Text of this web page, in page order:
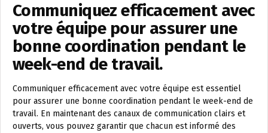
Communiquez efficacement avec
votre équipe pour assurer une
bonne coordination pendant le
week-end de travail.
Communiquer efficacement avec votre équipe est essentiel
pour assurer une bonne coordination pendant le week-end de
travail. En maintenant des canaux de communication clairs et
ouverts, vous pouvez garantir que chacun est informé des